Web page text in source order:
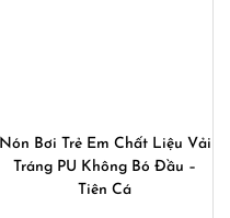
Nón Bơi Trẻ Em Chất Liệu Vải
Tráng PU Không Bó Đầu –
Tiên Cá